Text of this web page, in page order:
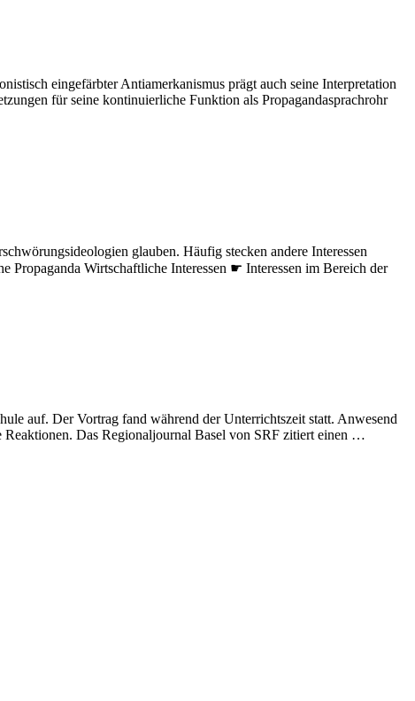
eingefärbter Antiamerkanismus prägt auch seine Interpretation
für seine kontinuierliche Funktion als Propagandasprachrohr
glauben. Häufig stecken andere Interessen
Propaganda Wirtschaftliche Interessen ☛ Interessen im Bereich der
auf. Der Vortrag fand während der Unterrichtszeit statt. Anwesend
Reaktionen. Das Regionaljournal Basel von SRF zitiert einen …